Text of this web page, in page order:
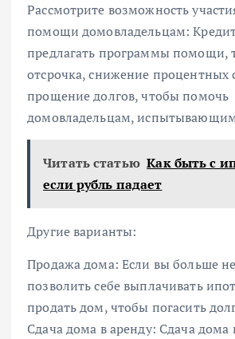
Рассмотрите возможность
помощи домовладельцам:
предлагать программы помощи,
отсрочка, снижение процентных
прощение долгов, чтобы помочь
домовладельцам,
Читать статью Как быть с
если рубль падает
Другие варианты:
Продажа дома: Если вы больше
позволить себе выплачивать
продать дом, чтобы погасить
Сдача дома в аренду: Сдача дома